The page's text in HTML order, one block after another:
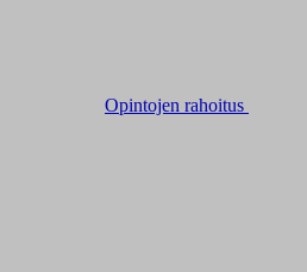
Opintojen rahoitus